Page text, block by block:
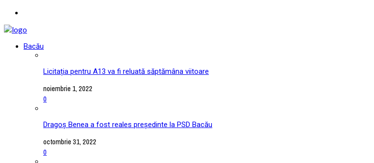
Bacău
Licitația pentru A13 va fi reluată săptămâna viitoare
noiembrie 1, 2022
0
Dragoș Benea a fost reales președinte la PSD Bacău
octombrie 31, 2022
0